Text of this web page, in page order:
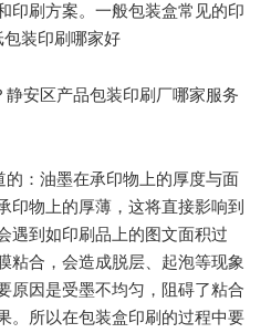
印刷方案。一般包装盒常见的印
装印刷哪家好
安区产品包装印刷厂哪家服务
：油墨在承印物上的厚度与面
印物上的厚薄，这将直接影响到
遇到如印刷品上的图文面积过
粘合，会造成脱层、起泡等现象
原因是受墨不均匀，阻碍了粘合
。所以在包装盒印刷的过程中要